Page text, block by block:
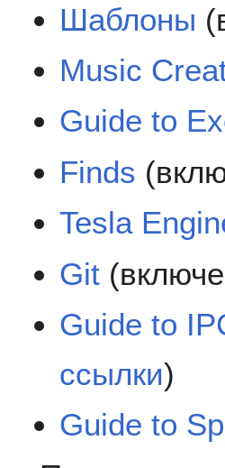
Шаблоны
Music
Guide to
Finds
Tesla
Git
Guide to
ссылки)
Guide to